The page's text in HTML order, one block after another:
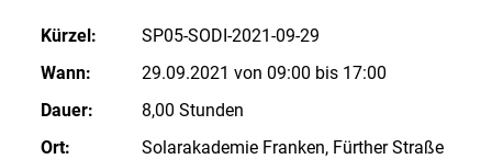
Kürzel:
SP05-SODI-2021-09-29
Wann:
29.09.2021 von 09:00 bis 17:00
Dauer:
8,00 Stunden
Ort:
Solarakademie Franken, Fürther Straße